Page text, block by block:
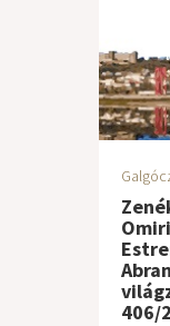
406/